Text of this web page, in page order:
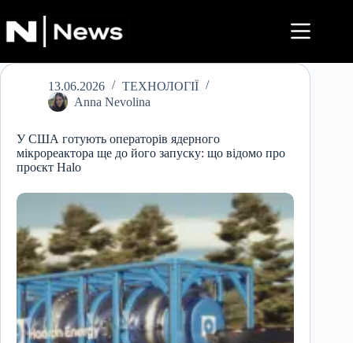
до
вмісту
13.06.2026
ТЕХНОЛОГІЇ
Anna Nevolina
У США готують операторів ядерного
мікрореактора ще до його запуску: що відомо про
проєкт Halo